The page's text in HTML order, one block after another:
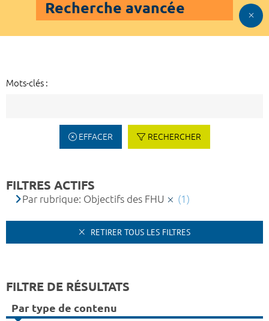
Recherche avancée
Mots-clés :
EFFACER RECHERCHER
FILTRES ACTIFS
Par rubrique: Objectifs des FHU (1)
RETIRER TOUS LES FILTRES
FILTRE DE RÉSULTATS
Par type de contenu